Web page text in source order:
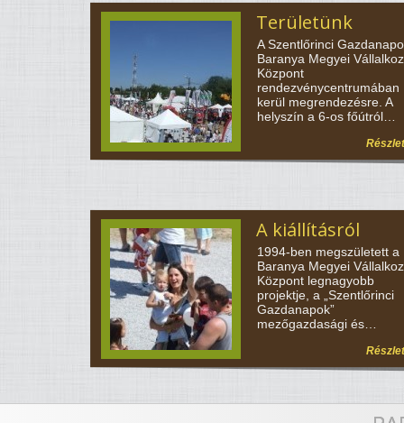
Területünk
A Szentlőrinci
Baranya Megyei
Központ
rendezvénycentrumában
kerül megrendezésre. A
helyszín a 6-os főútról…
A kiállításról
1994-ben megszületett a
Baranya Megyei
Központ legnagyobb
projektje, a „Szentlőrinci
Gazdanapok”
mezőgazdasági és…